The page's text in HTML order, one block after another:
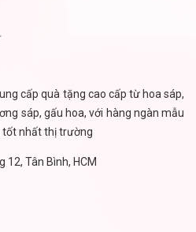
cấp quà tặng cao cấp từ hoa sáp,
sáp, gấu hoa, với hàng ngàn mẫu
tốt nhất thị trường
12, Tân Bình, HCM